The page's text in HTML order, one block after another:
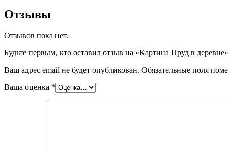
Отзывы
Отзывов пока нет.
Будьте первым, кто оставил отзыв на «Картина Пруд в деревне»
Ваш адрес email не будет опубликован. Обязательные поля
Ваша оценка *